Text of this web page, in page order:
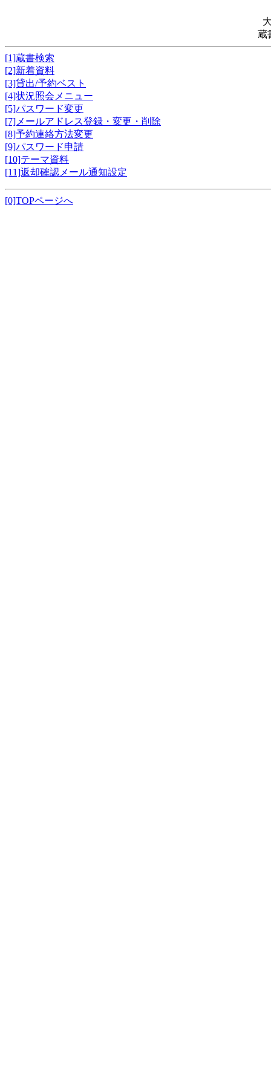
蔵
[1]蔵書検索
[2]新着資料
[3]貸出/予約ベスト
[4]状況照会メニュー
[5]パスワード変更
[7]メールアドレス登録・変更・削除
[8]予約連絡方法変更
[9]パスワード申請
[10]テーマ資料
[11]返却確認メール通知設定
[0]TOPページへ